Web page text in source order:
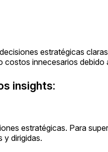
estratégicas
innecesarios
insights:
estratégicas. Para
y dirigidas.